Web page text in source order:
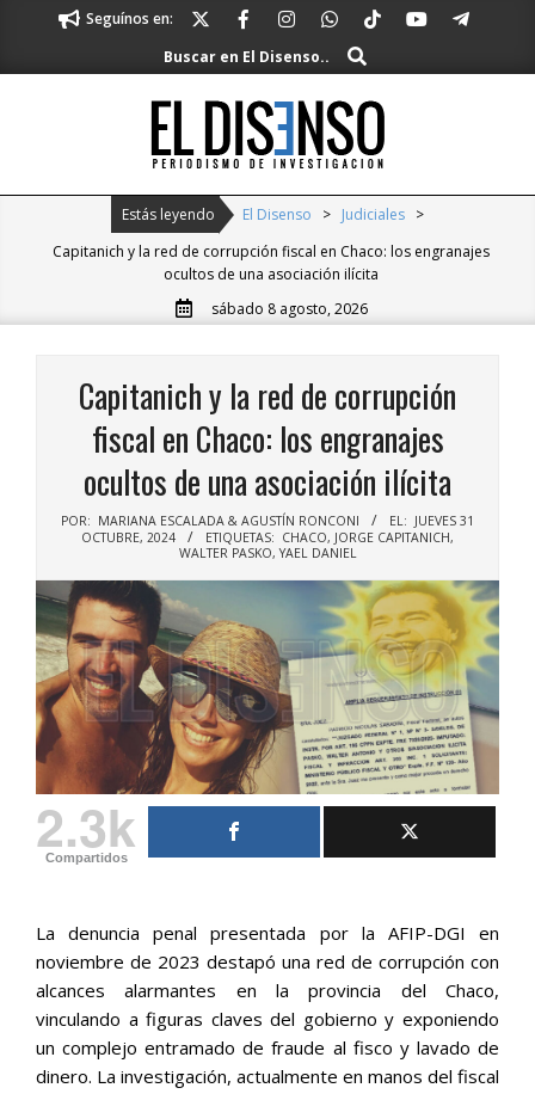
content
Seguínos en:
Buscar en El Disenso..
Buscar
El
Disenso
Estás leyendo El Disenso > Judiciales >
Capitanich y la red de corrupción fiscal en Chaco: los engranajes
ocultos de una asociación ilícita
sábado 8 agosto, 2026
Capitanich y la red de corrupción
fiscal en Chaco: los engranajes
ocultos de una asociación ilícita
POR: MARIANA ESCALADA & AGUSTÍN RONCONI EL: JUEVES 31
OCTUBRE, 2024
ETIQUETAS: CHACO, JORGE CAPITANICH,
WALTER PASKO,YAEL DANIEL
2.3k
Compartidos
La denuncia penal presentada por la AFIP-DGI en
noviembre de 2023 destapó una red de corrupción con
alcances alarmantes en la provincia del Chaco,
vinculando a figuras claves del gobierno y exponiendo
un complejo entramado de fraude al fisco y lavado de
dinero. La investigación, actualmente en manos del fiscal